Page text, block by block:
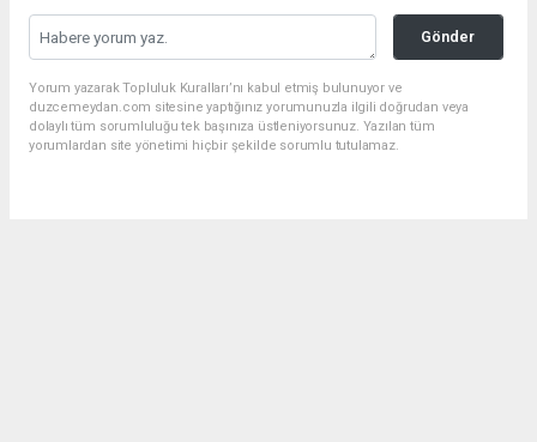
Gönder
Yorum yazarak Topluluk Kuralları’nı kabul etmiş bulunuyor ve
duzcemeydan.com sitesine yaptığınız yorumunuzla ilgili doğrudan veya
dolaylı tüm sorumluluğu tek başınıza üstleniyorsunuz. Yazılan tüm
yorumlardan site yönetimi hiçbir şekilde sorumlu tutulamaz.